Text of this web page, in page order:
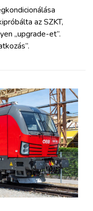
az SZKT,
„upgrade-et”.